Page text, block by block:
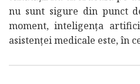
nu sunt sigure din punct
moment, inteligența
asistenței medicale este, în